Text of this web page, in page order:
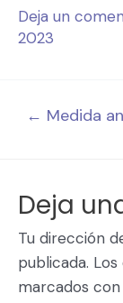
Deja un
2023
← Medida
Deja
Tu dirección
publicada.
marcados con